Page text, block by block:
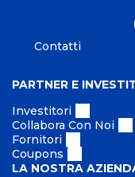
Contatti
PARTNER E
Investitori
Collabora Con Noi
Fornitori
Coupons
LA NOSTRA